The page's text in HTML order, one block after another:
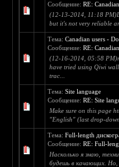
Сообщение:RE:
(12-13-2014, 11:18
but it's not very reliable
Тема:Canadian users -
Сообщение:RE:
(12-16-2014, 05:58
have tried using Qiwi
trac...
Тема:Site language
Сообщение:RE: Site
Make sure on this page
"English" (last drop-
Тема:Full-length
Сообщение:RE: Full-
Насколько я знаю,
будешь в качающих. Но,